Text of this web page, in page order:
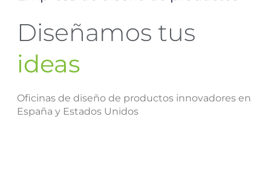
Diseñamos tus
ideas
Oficinas de diseño de productos innovadores en
España y Estados Unidos